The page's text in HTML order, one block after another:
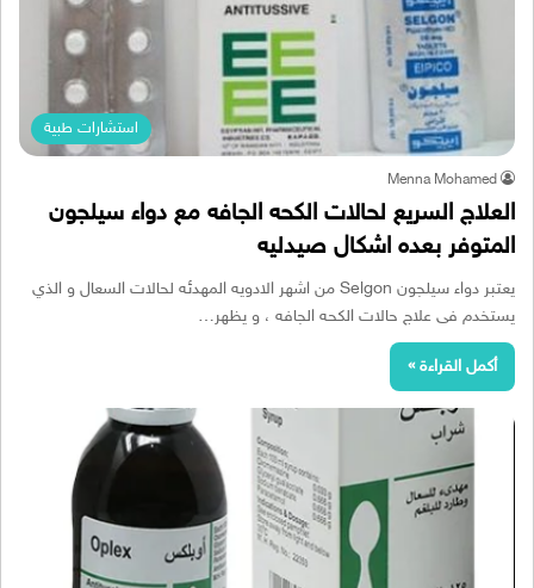
استشارات طبية
Menna Mohamed
العلاج السريع لحالات الكحه الجافه مع دواء سيلجون
المتوفر بعده اشكال صيدليه
يعتبر دواء سيلجون Selgon من اشهر الادويه المهدئه لحالات السعال و الذي
يستخدم فى علاج حالات الكحه الجافه ، و يظهر…
أكمل القراءة »